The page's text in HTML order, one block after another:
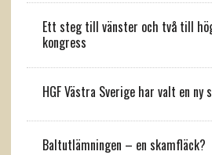
Ett steg till vänster och två till
kongress
HGF Västra Sverige har valt en ny
Baltutlämningen – en skamfläck?